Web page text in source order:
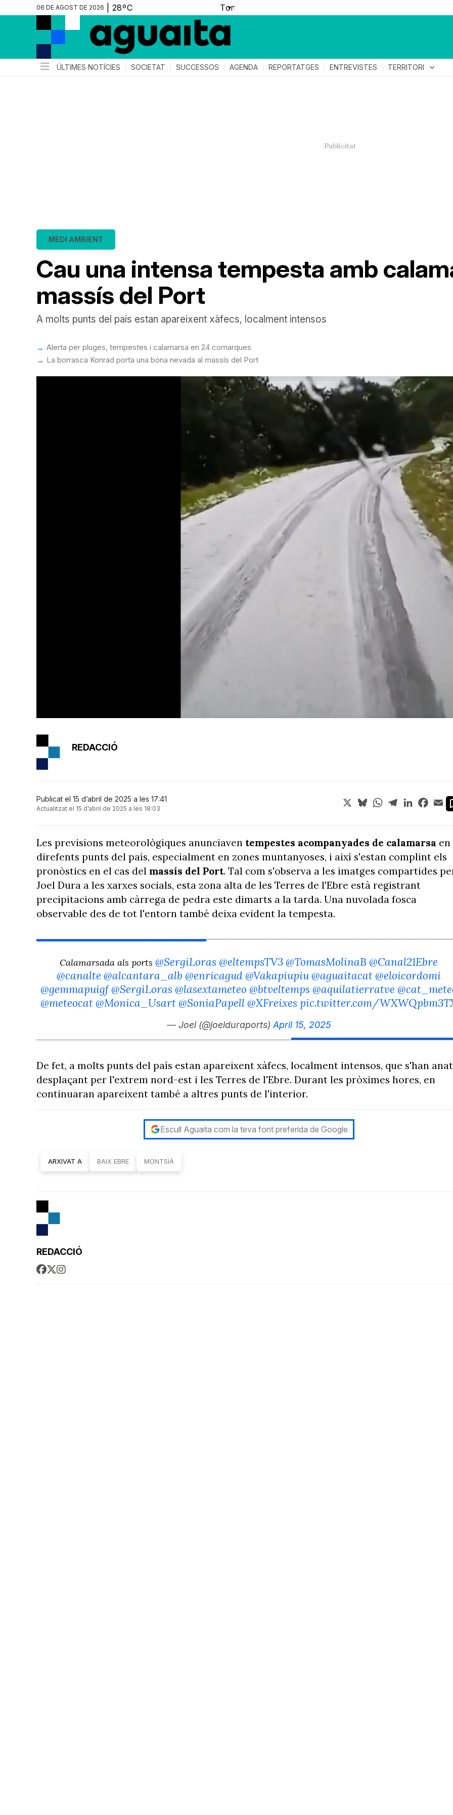
06 DE AGOST DE 2026 ▼
ÚLTIMES NOTÍCIES SOCIETAT SUCCESSOS AGENDA REPORTATGES ENTREVISTES TERRITORI expand_more
Cau una intensa tempesta amb
massís del Port
MEDI AMBIENT
A molts punts del país estan apareixent xàfecs, localment intensos
Alerta per pluges, tempestes i calamarsa en 24 comarques
La borrasca Konrad porta una bona nevada al massís del Port
REDACCIÓ
Publicat el 15 d’abril de 2025 a les 17:41
Actualitzat el 15 d’abril de 2025 a les 18:03
X BlueskyWhatsApp
TelegramLinkedIn
Les previsions meteorològiques anunciaven tempestes acompanyades de calamarsa en
direfents punts del país, especialment en zones muntanyoses, i així s'estan complint els
pronòstics en el cas del massís del Port. Tal com s'observa a les imatges compartides
Joel Dura a les xarxes socials, esta zona alta de les Terres de l'Ebre està registrant
precipitacions amb càrrega de pedra este dimarts a la tarda. Una nuvolada fosca
observable des de tot l'entorn també deixa evident la tempesta.
Calamarsada als ports @SergiLoras @eltempsTV3 @TomasMolinaB @Canal21Ebre
@canalte @alcantara_alb @enricagud @Vakapiupiu @aguaitacat @eloicordomi
@gemmapuigf @SergiLoras @lasextameteo @btveltemps @aquilatierratve
@meteocat @Monica_Usart @SoniaPapell @XFreixes pic.twitter.com/
— Joel (@joelduraports) April 15, 2025
De fet, a molts punts del país estan apareixent xàfecs, localment intensos, que s'han anat
desplaçant per l'extrem nord-est i les Terres de l'Ebre. Durant les pròximes hores, en
continuaran apareixent també a altres punts de l'interior.
Escull Aguaita com la teva font preferida de Google
ARXIVAT A BAIX EBRE MONTSIÀ
REDACCIÓ